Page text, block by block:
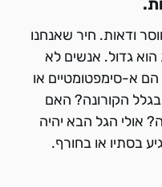
ודאות. חיר שאנחנו
גדול. אנשים לא
א-סימפטומטיים או
הקורונה? האם
אולי הגל הבא יהיה
בסתיו או בחורף.